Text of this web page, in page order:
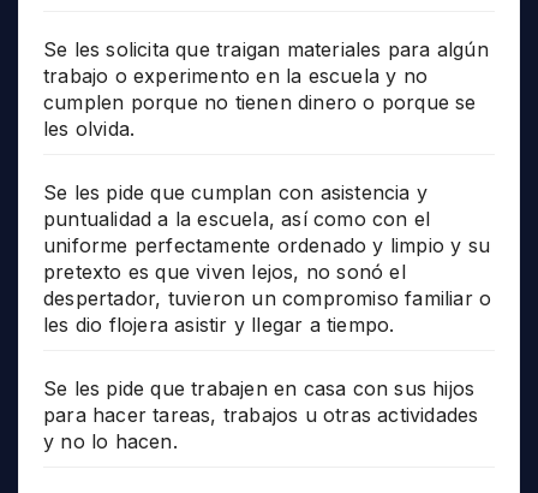
Se les solicita que traigan materiales para algún
trabajo o experimento en la escuela y no
cumplen porque no tienen dinero o porque se
les olvida.
Se les pide que cumplan con asistencia y
puntualidad a la escuela, así como con el
uniforme perfectamente ordenado y limpio y su
pretexto es que viven lejos, no sonó el
despertador, tuvieron un compromiso familiar o
les dio flojera asistir y llegar a tiempo.
Se les pide que trabajen en casa con sus hijos
para hacer tareas, trabajos u otras actividades
y no lo hacen.